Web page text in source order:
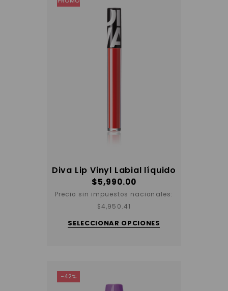
la
página
del
producto
Diva Lip Vinyl Labial líquido
$5,990.00
Precio sin impuestos nacionales:
$4,950.41
SELECCIONAR OPCIONES
Este
tiene
varias
en
-42%